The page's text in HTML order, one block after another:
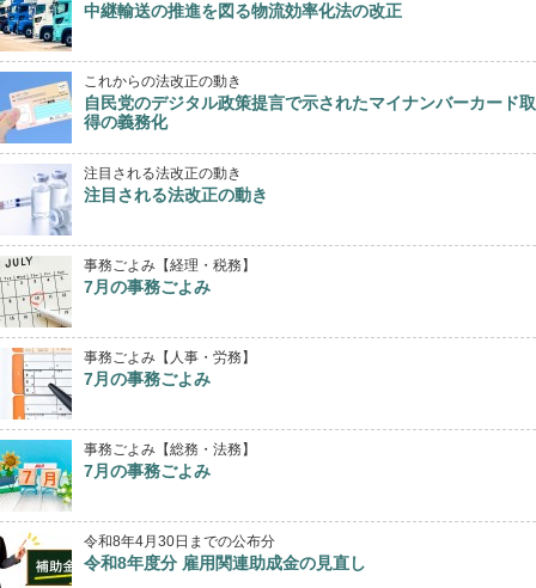
中継輸送の推進を図る物流効率化法の改正
これからの法改正の動き
自民党のデジタル政策提言で示されたマイナンバーカード取
得の義務化
注目される法改正の動き
注目される法改正の動き
事務ごよみ【経理・税務】
7月の事務ごよみ
事務ごよみ【人事・労務】
7月の事務ごよみ
事務ごよみ【総務・法務】
7月の事務ごよみ
令和8年4月30日までの公布分
令和8年度分 雇用関連助成金の見直し